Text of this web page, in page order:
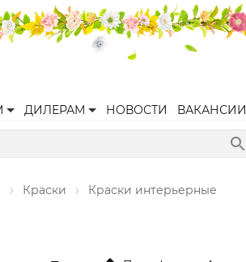
ДИЛЕРАМ НОВОСТИ ВАКАНСИИ
Краски Краски интерьерные